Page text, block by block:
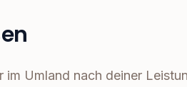
im Umland nach deiner